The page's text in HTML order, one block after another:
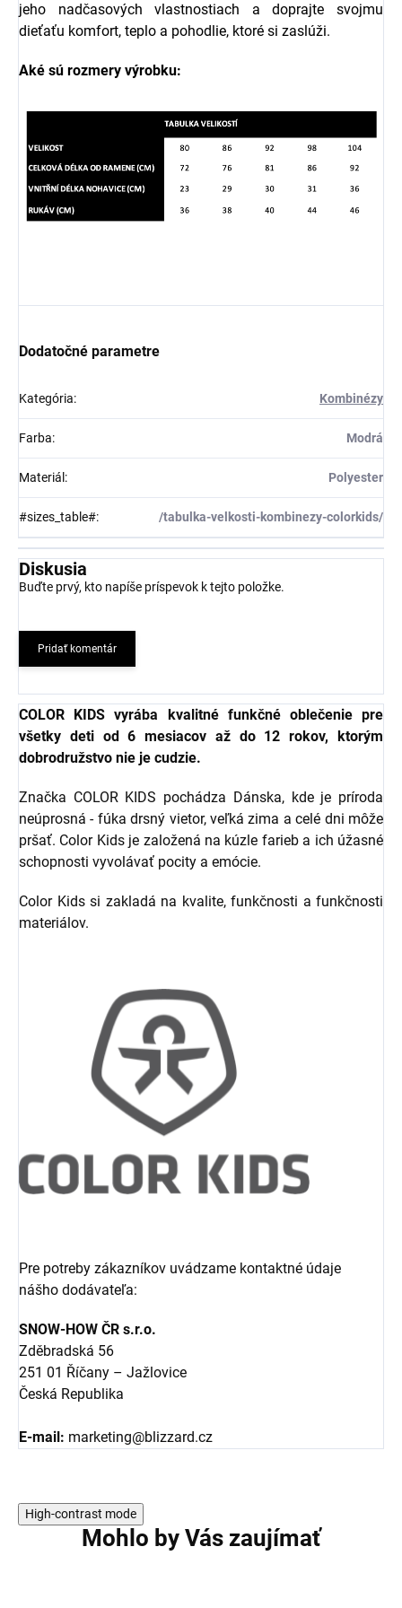
jeho nadčasových vlastnostiach a doprajte svojmu
dieťaťu komfort, teplo a pohodlie, ktoré si zaslúži.
Aké sú rozmery výrobku:
Dodatočné parametre
Kategória: Kombinézy
Farba: Modrá
Materiál : Polyester
#sizes_table#: /tabulka-velkosti-kombinezy-colorkids/
Diskusia
Buďte prvý, kto napíše príspevok k tejto položke.
Pridať komentár
COLOR KIDS vyrába kvalitné funkčné oblečenie pre
všetky deti od 6 mesiacov až do 12 rokov, ktorým
dobrodružstvo nie je cudzie.
Značka COLOR KIDS pochádza Dánska, kde je príroda
neúprosná - fúka drsný vietor, veľká zima a celé dni môže
pršať. Color Kids je založená na kúzle farieb a ich úžasné
schopnosti vyvolávať pocity a emócie.
Color Kids si zakladá na kvalite, funkčnosti a funkčnosti
materiálov.
Pre potreby zákazníkov uvádzame kontaktné údaje
nášho dodávateľa:
SNOW-HOW ČR s.r.o.
Zděbradská 56
251 01 Říčany – Jažlovice
Česká Republika
E-mail: marketing@blizzard.cz
High-contrast mode
Mohlo by Vás zaujímať